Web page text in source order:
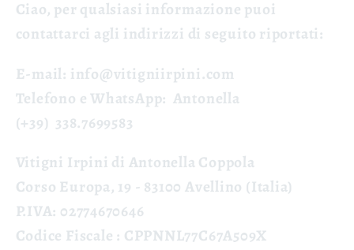
Ciao, per qualsiasi informazione puoi
contattarci agli indirizzi di seguito riportati:
E-mail: info@vitigniirpini.com
Telefono e WhatsApp: Antonella
(+39) 338.7699583
Vitigni Irpini di Antonella Coppola
Corso Europa, 19 - 83100 Avellino (Italia)
P.IVA: 02774670646
Codice Fiscale : CPPNNL77C67A509X